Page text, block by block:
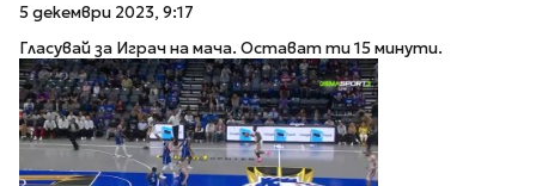
5 декември 2023, 9:17
Гласувай за Играч на мача. Остават ти 15 минути.